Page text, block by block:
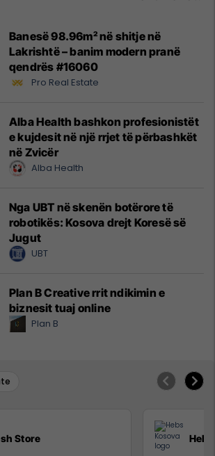
Banesë 98.96m² në shitje në
Lakrishtë – banim modern pranë
qendrës #16060
Pro Real Estate
Alba Health bashkon profesionistët
e kujdesit në një rrjet të përbashkët
në Zvicër
Alba Health
Nga UBT në skenën botërore të
robotikës: Kosova drejt Koresë së
Jugut
UBT
Plan B Creative rrit ndikimin e
biznesit tuaj online
Plan B
Store